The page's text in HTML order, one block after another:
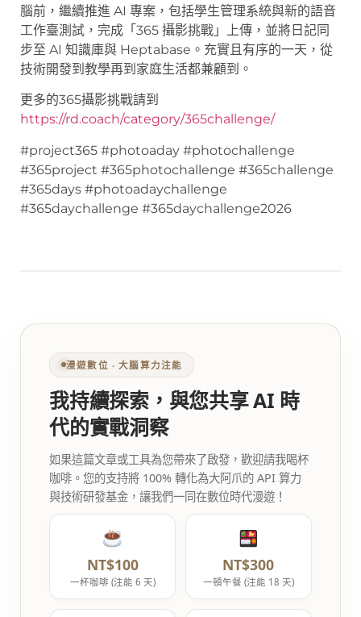
腦前，繼續推進 AI 專案，包括學生管理系統與新的語音
工作臺測試，完成「365 攝影挑戰」上傳，並將日記同
步至 AI 知識庫與 Heptabase。充實且有序的一天，從
技術開發到教學再到家庭生活都兼顧到。
更多的365攝影挑戰請到
https://rd.coach/category/365challenge/
#project365 #photoaday #photochallenge
#365project #365photochallenge #365challenge
#365days #photoadaychallenge
#365daychallenge #365daychallenge2026
漫遊數位 ‧ 大腦算力注能
我持續探索，與您共享 AI 時
代的實戰洞察
如果這篇文章或工具為您帶來了啟發，歡迎請我喝杯
咖啡。您的支持將 100% 轉化為大阿爪的 API 算力
與技術研發基金，讓我們一同在數位時代漫遊！
NT$100
一杯咖啡 (注能 6 天)
NT$300
一頓午餐 (注能 18 天)